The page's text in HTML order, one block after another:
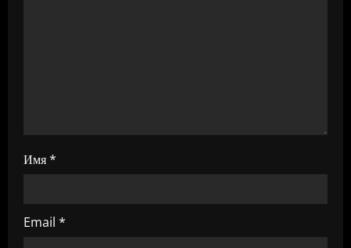
я
м
Имя*
Email *